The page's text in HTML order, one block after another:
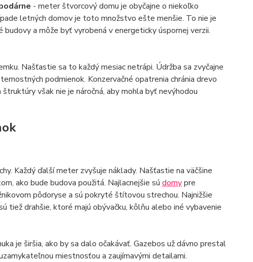
- meter štvorcový domu je obyčajne o niekoľko
letných domov je toto množstvo ešte menšie. To nie je
a môže byť vyrobená v energeticky úspornej verzii.
Našťastie sa to každý mesiac netrápi. Údržba sa zvyčajne
podmienok. Konzervačné opatrenia chránia drevo
však nie je náročná, aby mohla byť nevýhodou
Každý ďalší meter zvyšuje náklady. Našťastie na väčšine
ako bude budova použitá. Najlacnejšie sú domypre
pôdoryse a sú pokryté štítovou strechou. Najnižšie
tiež drahšie, ktoré majú obývačku, kôlňu alebo iné vybavenie
je širšia, ako by sa dalo očakávať. Gazebos už dávno prestal
miestnosťou a zaujímavými detailami.